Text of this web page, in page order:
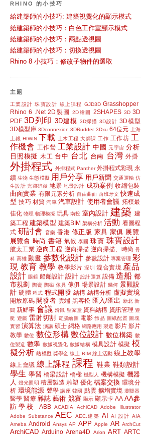
RHINO 的小技巧
給建築師的小技巧: 建築視覺化的顯示模式
給建築師的小技巧：白色工作室顯示模式
給建築師的小技巧：兩點透視圖
給建築師的小技巧：切換透視圖
Rhino 8 小技巧：修改子物件的選取
主題
工業設計 珠寶設計 線上課程 GJD3D Grasshopper
Rhino 6
.Net 2D製圖 2D繪圖 2SHAPES 3D 3D
PDF 3D列印 3D建模 3D掃描 3D設計 3D模型
3D模型庫 3Dconnexion 3DRudder 3Dxu 64位元
上海
上銀 HIWIN 下載 土木工程 大師課 工作 工作坊 工
作機會 工作營 工業設計 中國 元宇宙 分析
日照模擬
木工 台中 台北 台南 台灣 外掛
外掛程式 外掛程式 Panther 外掛程式彩現 永
續 生物 生態模擬 用戶分享 用戶新聞 交通運輸 仿
生設計 光跡追蹤 地景 地景設計 成功案例 收縮包裝
曲面實業 有限元素分析 自由曲面 西班牙文 快速成
型 技巧 材質 汽車 汽車設計 使用者會議 拓樸最
佳化 物理 物理模擬 玩具 南投 室內設計 建築 建
築工程 建築模型 建築BIM 架構分析 活動 看圖程
式 研討會 音樂 香港 修正版 家具 家俱 展覽
展覽會 時尚 書籍 氣候 泰國 珠寶 珠寶設計
航太工業 逆向工程 逆向掃描 逆向掃描、時尚 骨
科 高雄 動畫 參數化設計 參數設計 專案管理 彩
現 教育 教學 教學影片 深圳 混合實境 產品
設計 眼鏡 船舶設計 設計 設計運算 設備 造船 都
市規劃
陶瓷 陶磁 傢具 傢俱 場景設計 幾何 景觀設
計 硬體 程式 程式開發 結構 結構分析 虛擬實境
開放原碼 開發者 雲端 黑客松 匯入/匯出 新北 新
聞 新鮮事 會議 滑鼠 聖家堂 資料結構 資訊管理 遊
艇 遊戲 雷射切割 電腦繪圖 電影 飾品 圖紙配置 圖塊
實習 演算法 演講 碩士 網格 網路應用 製造 影片 影片
教學 數位 數位形構 數位設計 數位構築 數
位製造 數學 數據視覺化 數據結構 模具設計 模擬 模
擬分析 熱模擬 獎學金 線上 BIM 線上活動 線上教學
線上會議 線上課程 課程 鞋業 鞋類設計
學生 學習 橋梁設計 橋樑 機型人 機構模擬 機器
人
燈光照明 積層製造 雕塑 優化 檔案交換 環境分
析 環境能源 聲學 講座 韓國 點雲 擴增實境 瀏覽器
醫學 醫療 雜誌 藝術 競賽 顯示 顯示卡 AA AA參
訪學校
ABB ACADIA AchiCAD
Adobe Illustrator
Adobe Substance AEC AEC.建築 AI AI 設計 AIA
Ameba Android Ansys AP APP Apple AR ArchCut
ArchiCAD Arduino Arena4D Arion ART ARTC